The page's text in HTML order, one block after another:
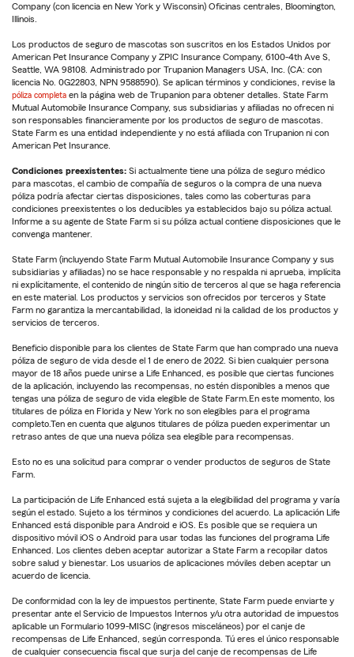
Company (con licencia en New York y Wisconsin) Oficinas centrales, Bloomington,
Illinois.
Los productos de seguro de mascotas son suscritos en los Estados Unidos por
American Pet Insurance Company y ZPIC Insurance Company, 6100-4th Ave S,
Seattle, WA 98108. Administrado por Trupanion Managers USA, Inc. (CA: con
licencia No. 0G22803, NPN 9588590). Se aplican términos y condiciones, revise la
póliza completa en la página web de Trupanion para obtener detalles. State Farm
Mutual Automobile Insurance Company, sus subsidiarias y afiliadas no ofrecen ni
son responsables financieramente por los productos de seguro de mascotas.
State Farm es una entidad independiente y no está afiliada con Trupanion ni con
American Pet Insurance.
Condiciones preexistentes: Si actualmente tiene una póliza de seguro médico
para mascotas, el cambio de compañía de seguros o la compra de una nueva
póliza podría afectar ciertas disposiciones, tales como las coberturas para
condiciones preexistentes o los deducibles ya establecidos bajo su póliza actual.
Informe a su agente de State Farm si su póliza actual contiene disposiciones que le
convenga mantener.
State Farm (incluyendo State Farm Mutual Automobile Insurance Company y sus
subsidiarias y afiliadas) no se hace responsable y no respalda ni aprueba, implícita
ni explícitamente, el contenido de ningún sitio de terceros al que se haga referencia
en este material. Los productos y servicios son ofrecidos por terceros y State
Farm no garantiza la mercantabilidad, la idoneidad ni la calidad de los productos y
servicios de terceros.
Beneficio disponible para los clientes de State Farm que han comprado una nueva
póliza de seguro de vida desde el 1 de enero de 2022. Si bien cualquier persona
mayor de 18 años puede unirse a Life Enhanced, es posible que ciertas funciones
de la aplicación, incluyendo las recompensas, no estén disponibles a menos que
tengas una póliza de seguro de vida elegible de State Farm.En este momento, los
titulares de póliza en Florida y New York no son elegibles para el programa
completo.Ten en cuenta que algunos titulares de póliza pueden experimentar un
retraso antes de que una nueva póliza sea elegible para recompensas.
Esto no es una solicitud para comprar o vender productos de seguros de State
Farm.
La participación de Life Enhanced está sujeta a la elegibilidad del programa y varía
según el estado. Sujeto a los términos y condiciones del acuerdo. La aplicación Life
Enhanced está disponible para Android e iOS. Es posible que se requiera un
dispositivo móvil iOS o Android para usar todas las funciones del programa Life
Enhanced. Los clientes deben aceptar autorizar a State Farm a recopilar datos
sobre salud y bienestar. Los usuarios de aplicaciones móviles deben aceptar un
acuerdo de licencia.
De conformidad con la ley de impuestos pertinente, State Farm puede enviarte y
presentar ante el Servicio de Impuestos Internos y/u otra autoridad de impuestos
aplicable un Formulario 1099-MISC (ingresos misceláneos) por el canje de
recompensas de Life Enhanced, según corresponda. Tú eres el único responsable
de cualquier consecuencia fiscal que surja del canje de recompensas de Life